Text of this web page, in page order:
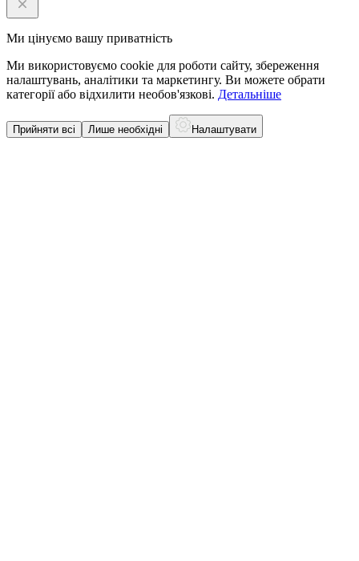
Ми цінуємо вашу приватність
Ми використовуємо cookie для роботи сайту, збереження
налаштувань, аналітики та маркетингу. Ви можете обрати
категорії або відхилити необов'язкові. Детальніше
Прийняти всі Лише необхідні Налаштувати